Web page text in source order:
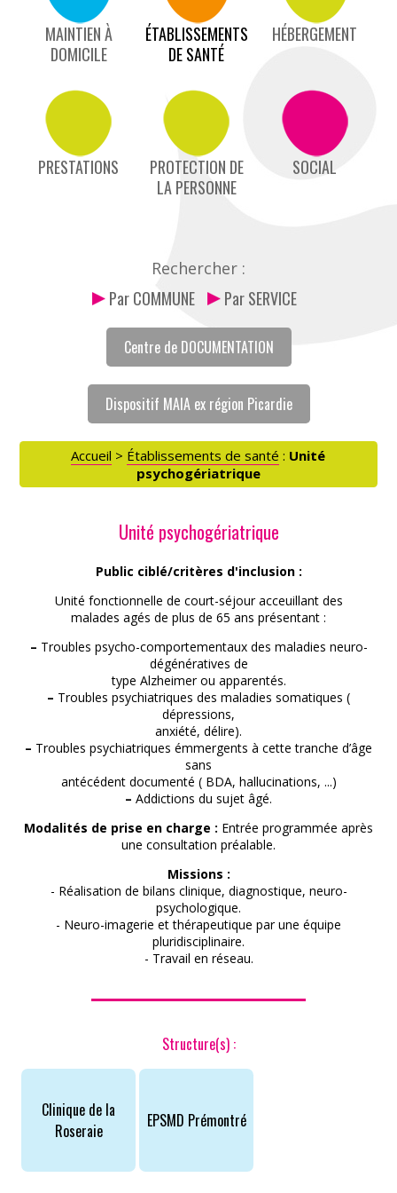
ACCÈS PARTICULIERS
AIDE AUX AIDANTS
ASSOCIATIONS
ROMPRE LA SOLITUDE
MAINTIEN À
DOMICILE
ÉTABLISSEMENTS
DE SANTÉ
HÉBERGEMENT
PRESTATIONS
PROTECTION DE
LA PERSONNE
SOCIAL
Rechercher :
Par COMMUNE Par SERVICE
Centre de DOCUMENTATION
Dispositif MAIA ex région Picardie
Accueil > Établissements de santé : Unité
psychogériatrique
Unité psychogériatrique
Public ciblé/critères d'inclusion :
Unité fonctionnelle de court-séjour acceuillant des
malades agés de plus de 65 ans présentant :
– Troubles psycho-comportementaux des maladies neuro-
dégénératives de
type Alzheimer ou apparentés.
– Troubles psychiatriques des maladies somatiques (
dépressions,
anxiété, délire).
– Troubles psychiatriques émmergents à cette tranche d’âge
sans
antécédent documenté ( BDA, hallucinations, ...)
– Addictions du sujet âgé.
Modalités de prise en charge : Entrée programmée après
une consultation préalable.
Missions :
- Réalisation de bilans clinique, diagnostique, neuro-
psychologique.
- Neuro-imagerie et thérapeutique par une équipe
pluridisciplinaire.
- Travail en réseau.
Structure(s) :
Clinique de la
Roseraie
EPSMD Prémontré